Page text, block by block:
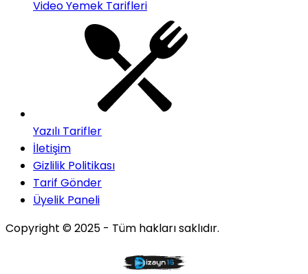
Video Yemek Tarifleri
Yazılı Tarifler
İletişim
Gizlilik Politikası
Tarif Gönder
Üyelik Paneli
Copyright © 2025 - Tüm hakları saklıdır.